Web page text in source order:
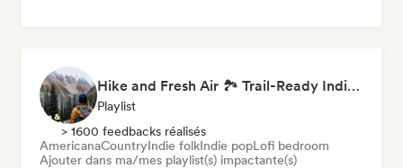
Hike and Fresh Air 🏞️ Trail-Ready Indie Folk & Acoustic
Playlist
> 1600 feedbacks réalisés
AmericanaCountryIndie folkIndie popLofi bedroom
Ajouter dans ma/mes playlist(s) impactante(s)